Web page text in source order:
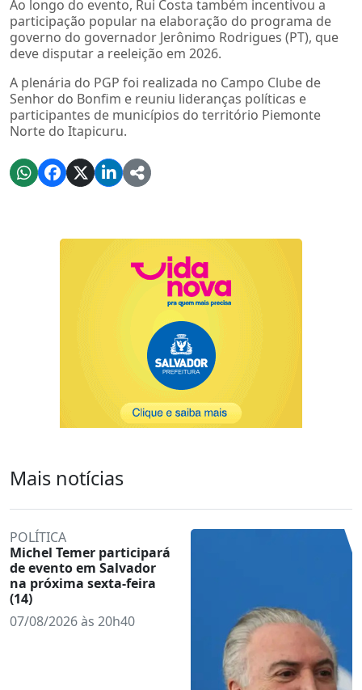
Ao longo do evento, Rui Costa também incentivou a
participação popular na elaboração do programa de
governo do governador Jerônimo Rodrigues (PT), que
deve disputar a reeleição em 2026.
A plenária do PGP foi realizada no Campo Clube de
Senhor do Bonfim e reuniu lideranças políticas e
participantes de municípios do território Piemonte
Norte do Itapicuru.
Mais notícias
POLÍTICA
Michel Temer participará
de evento em Salvador
na próxima sexta-feira
(14)
07/08/2026 às 20h40